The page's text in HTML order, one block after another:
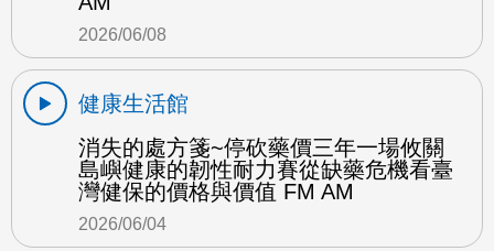
2026/06/08
健康生活館
消失的處方箋~停砍藥價三年一場攸關
島嶼健康的韌性耐力賽從缺藥危機看臺
灣健保的價格與價值 FM AM
2026/06/04